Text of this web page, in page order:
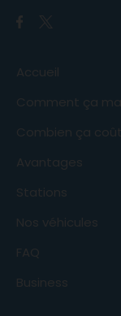
Accueil
Comment ça
Combien ça
Avantages
Stations
Nos véhicules
FAQ
Business